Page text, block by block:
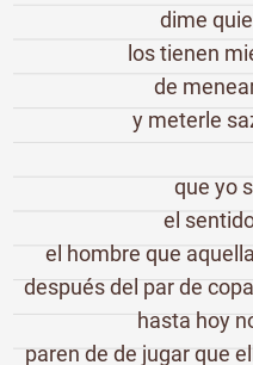
dime
los tienen
de
y meterle
que yo
el
el hombre que
después del par de
hasta hoy
paren de de jugar que